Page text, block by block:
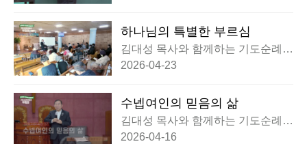
하나님의 특별한 부르심
김대성 목사와 함께하는 기도순례대
행전 부흥회
2026-04-23
수넵여인의 믿음의 삶
김대성 목사와 함께하는 기도순례대
행전 부흥회
2026-04-16